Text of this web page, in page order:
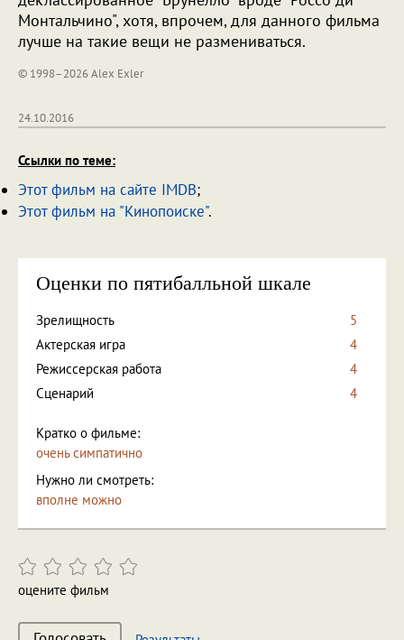
Монтальчино", хотя, впрочем, для данного фильма
лучше на такие вещи не размениваться.
© 1998–2026 Alex Exler
24.10.2016
Ссылки по теме:
Этот фильм на сайте IMDB;
Этот фильм на "Кинопоиске".
Оценки по пятибалльной шкале
Зрелищность
5
Актерская игра
4
Режиссерская работа
4
Сценарий
4
Кратко о фильме:
очень симпатично
Нужно ли смотреть:
вполне можно
оцените фильм